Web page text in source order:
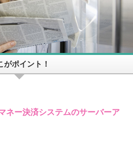
がポイント！
ネー決済システムのサーバーア